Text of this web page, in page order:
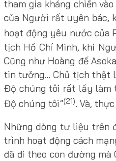
tham gia kháng chiến
của Người rất uyên bác,
hoạt động yêu nước của
tịch Hồ Chí Minh, khi
Cũng như Hoàng đế
tin tưởng… Chủ tịch thật
Độ chúng tôi rất lấy làm
Độ chúng tôi”(21). Và,
Những dòng tư liệu trên
trình hoạt động cách
đã đi theo con đường